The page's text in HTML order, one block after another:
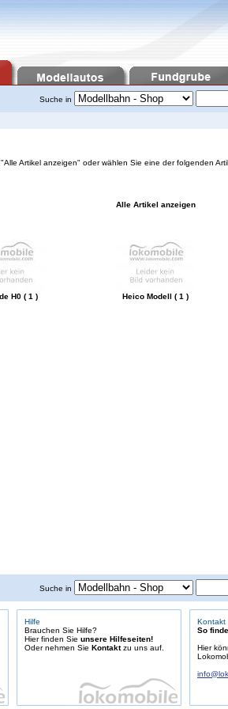
Suche in
Artikel anzeigen" oder wählen Sie eine der folgenden
Alle Artikel anzeigen
H0 ( 1 ) Heico Modell ( 1 )
Suche in
Hilfe
Brauchen Sie Hilfe?
Hier finden Sie unsere Hilfeseiten!
Oder nehmen Sie Kontaktzu uns auf.
Kontakt
So
Hier